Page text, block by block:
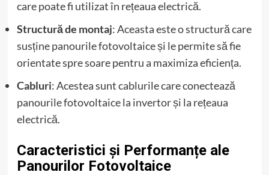
care poate fi utilizat în rețeaua electrică.
Structură de montaj: Aceasta este o structură care
susține panourile fotovoltaice și le permite să fie
orientate spre soare pentru a maximiza eficiența.
Cabluri: Acestea sunt cablurile care conectează
panourile fotovoltaice la invertor și la rețeaua
electrică.
Caracteristici și Performanțe ale
Panourilor Fotovoltaice